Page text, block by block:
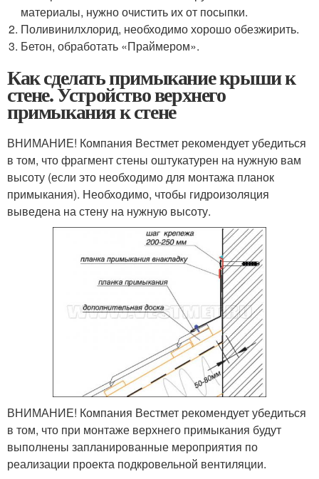
материалы, нужно очистить их от посыпки.
Поливинилхлорид, необходимо хорошо обезжирить.
Бетон, обработать «Праймером».
Как сделать примыкание крыши к
стене. Устройство верхнего
примыкания к стене
ВНИМАНИЕ! Компания Вестмет рекомендует убедиться
в том, что фрагмент стены оштукатурен на нужную вам
высоту (если это необходимо для монтажа планок
примыкания). Необходимо, чтобы гидроизоляция
выведена на стену на нужную высоту.
ВНИМАНИЕ! Компания Вестмет рекомендует убедиться
в том, что при монтаже верхнего примыкания будут
выполнены запланированные мероприятия по
реализации проекта подкровельной вентиляции.